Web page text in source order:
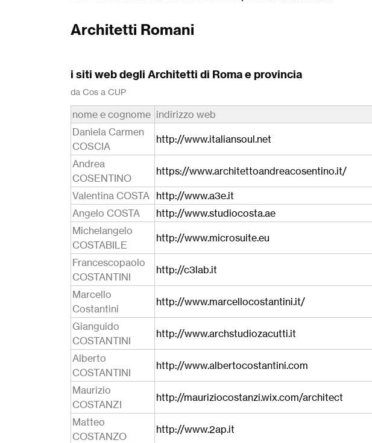
Architetti Romani
i siti web degli Architetti di Roma e provincia
da Cos a CUP
nome e cognome indirizzo web
Daniela Carmen
COSCIA
http://www.italiansoul.net
Andrea
COSENTINO
https://www.architettoandreacosentino.it/
Valentina COSTA http://www.a3e.it
Angelo COSTA
http://www.studiocosta.ae
Michelangelo
COSTABILE
http://www.microsuite.eu
Francescopaolo
COSTANTINI
http://c3lab.it
Marcello
Costantini
http://www.marcellocostantini.it/
Gianguido
COSTANTINI
http://www.archstudiozacutti.it
Alberto
COSTANTINI
http://www.albertocostantini.com
Maurizio
COSTANZI
http://mauriziocostanzi.wix.com/architect
Matteo
COSTANZO
http://www.2ap.it